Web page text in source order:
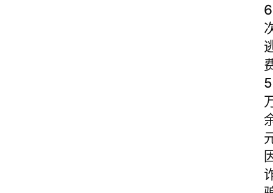
6
5